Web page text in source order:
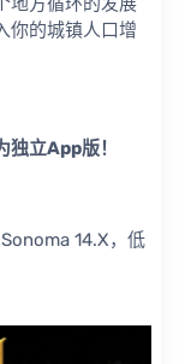
你的城镇人口增
立App版！
14.X，低